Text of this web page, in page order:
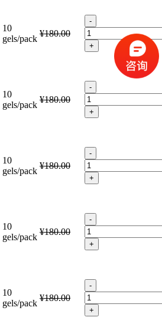
10
gels/pack
¥180.00
-
+
10
gels/pack
¥180.00
-
+
10
gels/pack
¥180.00
-
+
10
gels/pack
¥180.00
-
+
10
gels/pack
¥180.00
-
+